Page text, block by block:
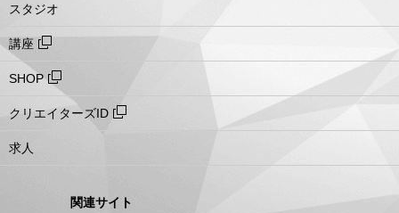
スタジオ
講座
SHOP
クリエイターズID
求人
関連サイト